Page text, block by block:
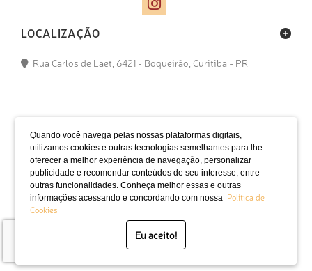
Quando você navega pelas nossas plataformas digitais,
utilizamos cookies e outras tecnologias semelhantes para lhe
oferecer a melhor experiência de navegação, personalizar
publicidade e recomendar conteúdos de seu interesse, entre
outras funcionalidades. Conheça melhor essas e outras
informações acessando e concordando com nossa Política de
Cookies
Eu aceito!
LOCALIZAÇÃO
Rua Carlos de Laet, 6421 - Boqueirão, Curitiba - PR
SELOS